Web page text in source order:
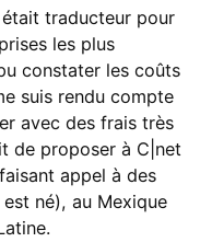
était traducteur pour
les plus
constater les coûts
suis rendu compte
avec des frais très
de proposer à C|net
appel à des
né), au Mexique